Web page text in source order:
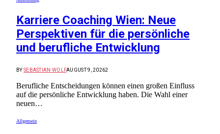
Karriere Coaching Wien: Neue
Perspektiven für die persönliche
und berufliche Entwicklung
BY SEBASTIAN WOLFAUGUST 9, 20262
Berufliche Entscheidungen können einen großen Einfluss
auf die persönliche Entwicklung haben. Die Wahl einer
neuen…
Allgemein